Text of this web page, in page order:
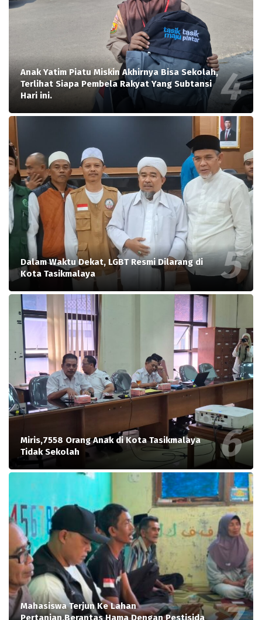
Anak Yatim Piatu Miskin Akhirnya Bisa Sekolah,
Terlihat Siapa Pembela Rakyat Yang Subtansi
Hari ini.
Dalam Waktu Dekat, LGBT Resmi Dilarang di
Kota Tasikmalaya
Miris,7558 Orang Anak di Kota Tasikmalaya
Tidak Sekolah
Mahasiswa Terjun Ke Lahan